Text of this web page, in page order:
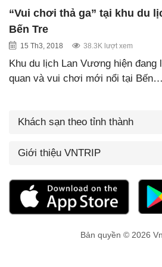
“Vui chơi thả ga” tại khu du
Bến Tre
15 Th3, 2018 38.3K lượt xem
Khu du lịch Lan Vương hiện đang
quan và vui chơi mới nổi tại Bến…
Khách sạn theo tỉnh thành
Giới thiệu VNTRIP
Bản quyền © 2026